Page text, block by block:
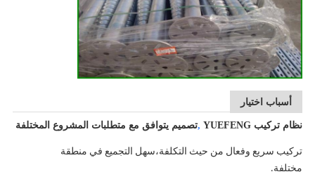
أسباب اختيار
نظام تركيب YUEFENG ,تصميم يتوافق مع متطلبات المشروع المختلفة
تركيب سريع وفعال من حيث التكلفة،سهل التجميع في منطقة
مختلفة.